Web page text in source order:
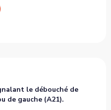
le débouché de
de gauche (A21).